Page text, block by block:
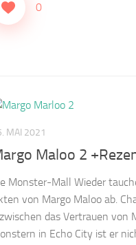
0
MAI 2021
Maloo 2
Monster-Mall Wieder
von Margo Maloo ab.
das Vertrauen von
in Echo City ist er